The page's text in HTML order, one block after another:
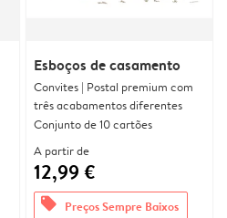
Esboços de casamento
Convites | Postal premium com
três acabamentos diferentes
Conjunto de 10 cartões
A partir de
12,99 €
offers Preços Sempre Baixos